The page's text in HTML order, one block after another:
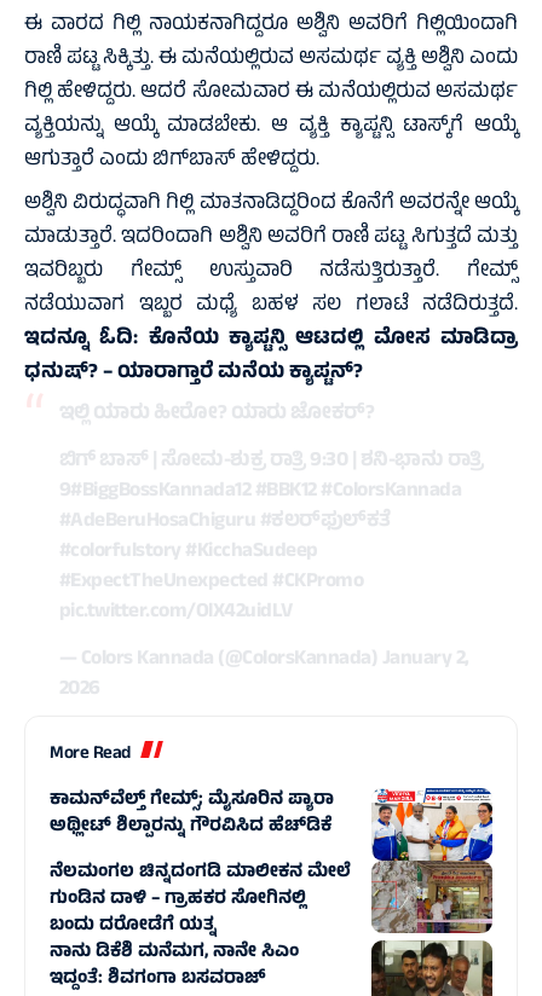
ಈ ವಾರದ ಗಿಲ್ಲಿ ನಾಯಕನಾಗಿದ್ದರೂ ಅಶ್ವಿನಿ ಅವರಿಗೆ ಗಿಲ್ಲಿಯಿಂದಾಗಿ
ರಾಣಿ ಪಟ್ಟ ಸಿಕ್ಕಿತ್ತು. ಈ ಮನೆಯಲ್ಲಿರುವ ಅಸಮರ್ಥ ವ್ಯಕ್ತಿ ಅಶ್ವಿನಿ ಎಂದು
ಗಿಲ್ಲಿ ಹೇಳಿದ್ದರು. ಆದರೆ ಸೋಮವಾರ ಈ ಮನೆಯಲ್ಲಿರುವ ಅಸಮರ್ಥ
ವ್ಯಕ್ತಿಯನ್ನು ಆಯ್ಕೆ ಮಾಡಬೇಕು. ಆ ವ್ಯಕ್ತಿ ಕ್ಯಾಪ್ಟನ್ಸಿ ಟಾಸ್ಕ್‌ಗೆ ಆಯ್ಕೆ
ಆಗುತ್ತಾರೆ ಎಂದು ಬಿಗ್‌ಬಾಸ್‌ ಹೇಳಿದ್ದರು.
ಅಶ್ವಿನಿ ವಿರುದ್ಧವಾಗಿ ಗಿಲ್ಲಿ ಮಾತನಾಡಿದ್ದರಿಂದ ಕೊನೆಗೆ ಅವರನ್ನೇ ಆಯ್ಕೆ
ಮಾಡುತ್ತಾರೆ. ಇದರಿಂದಾಗಿ ಅಶ್ವಿನಿ ಅವರಿಗೆ ರಾಣಿ ಪಟ್ಟ ಸಿಗುತ್ತದೆ ಮತ್ತು
ಇವರಿಬ್ಬರು ಗೇಮ್ಸ್‌ ಉಸ್ತುವಾರಿ ನಡೆಸುತ್ತಿರುತ್ತಾರೆ. ಗೇಮ್ಸ್‌
ನಡೆಯುವಾಗ ಇಬ್ಬರ ಮಧ್ಯೆ ಬಹಳ ಸಲ ಗಲಾಟೆ ನಡೆದಿರುತ್ತದೆ.
ಇದನ್ನೂ ಓದಿ: ಕೊನೆಯ ಕ್ಯಾಪ್ಟನ್ಸಿ ಆಟದಲ್ಲಿ ಮೋಸ ಮಾಡಿದ್ರಾ
ಧನುಷ್‌? – ಯಾರಾಗ್ತಾರೆ ಮನೆಯ ಕ್ಯಾಪ್ಟನ್?
ಇಲ್ಲಿ ಯಾರು ಹೀರೋ? ಯಾರು ಜೋಕರ್?
ಬಿಗ್ ಬಾಸ್ | ಸೋಮ-ಶುಕ್ರ ರಾತ್ರಿ 9:30 | ಶನಿ-ಭಾನು ರಾತ್ರಿ
9#BiggBossKannada12#BBK12#ColorsKannada
#AdeBeruHosaChiguru #ಕಲರ್‌ಫುಲ್‌‌ಕತೆ
#colorfulstory#KicchaSudeep
#ExpectTheUnexpected #CKPromo
pic.twitter.com/OlX42uidLV
— Colors Kannada (@ColorsKannada) January 2,
2026
More Read
ಕಾಮನ್‌ವೆಲ್ತ್ ಗೇಮ್ಸ್‌; ಮೈಸೂರಿನ ಪ್ಯಾರಾ
ಅಥ್ಲೀಟ್ ಶಿಲ್ಪಾರನ್ನು ಗೌರವಿಸಿದ ಹೆಚ್‌ಡಿಕೆ
ನೆಲಮಂಗಲ ಚಿನ್ನದಂಗಡಿ ಮಾಲೀಕನ ಮೇಲೆ
ಗುಂಡಿನ ದಾಳಿ – ಗ್ರಾಹಕರ ಸೋಗಿನಲ್ಲಿ
ಬಂದು ದರೋಡೆಗೆ ಯತ್ನ
ನಾನು ಡಿಕೆಶಿ ಮನೆಮಗ, ನಾನೇ ಸಿಎಂ
ಇದ್ದಂತೆ: ಶಿವಗಂಗಾ ಬಸವರಾಜ್